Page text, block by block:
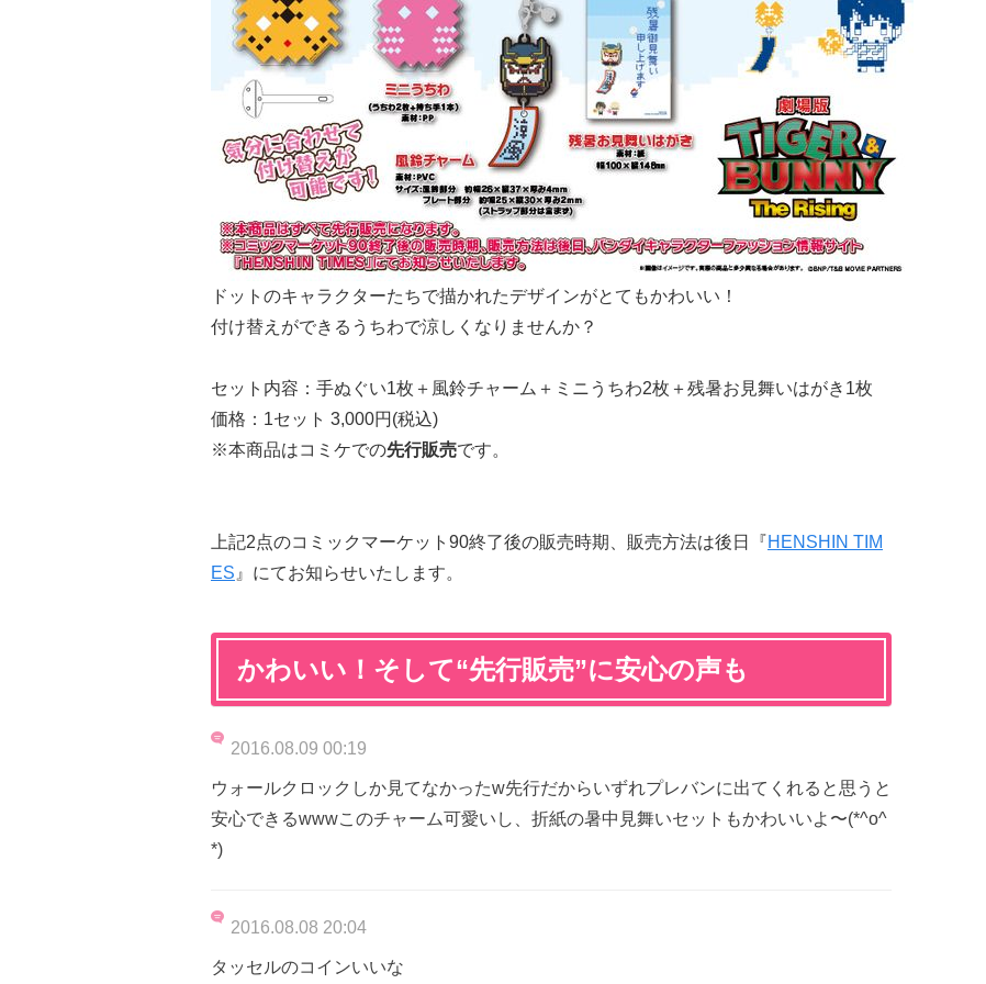
ドットのキャラクターたちで描かれたデザインがとてもかわいい！
付け替えができるうちわで涼しくなりませんか？
セット内容：手ぬぐい1枚＋風鈴チャーム＋ミニうちわ2枚＋残暑お見舞いはがき1枚
価格：1セット 3,000円(税込)
※本商品はコミケでの先行販売です。
上記2点のコミックマーケット90終了後の販売時期、販売方法は後日『HENSHIN TIM
ES 』にてお知らせいたします。
かわいい！そして“先行販売”に安心の声も
2016.08.09 00:19
ウォールクロックしか見てなかったw先行だからいずれプレバンに出てくれると思うと
安心できるwwwこのチャーム可愛いし、折紙の暑中見舞いセットもかわいいよ〜(*^o^
*)
2016.08.08 20:04
タッセルのコインいいな